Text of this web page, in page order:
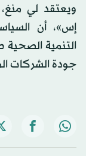
ويعتقد لي
إس»، أن
التنمية
جودة الشركات